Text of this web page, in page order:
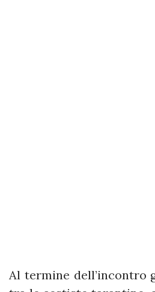
Al termine dell’incontro